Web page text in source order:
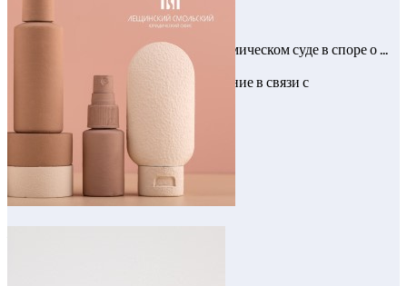
Кейс: сопроводили клиента в Экономическом суде в споре о ...
Взыскали неосновательное обогащение в связи с
расторжением договора
Интеллектуальная собственность